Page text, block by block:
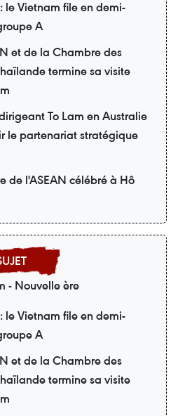
le Vietnam file en demi-
A
et de la Chambre des
termine sa visite
To Lam en Australie
le partenariat stratégique
de l'ASEAN célébré à Hô
- Nouvelle ère
le Vietnam file en demi-
A
et de la Chambre des
termine sa visite